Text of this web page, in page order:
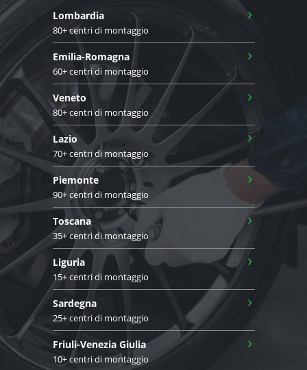
Lombardia
80+ centri di montaggio
›
Emilia-Romagna
60+ centri di montaggio
›
Veneto
80+ centri di montaggio
›
Lazio
70+ centri di montaggio
›
Piemonte
90+ centri di montaggio
›
Toscana
35+ centri di montaggio
›
Liguria
15+ centri di montaggio
›
Sardegna
25+ centri di montaggio
›
Friuli-Venezia Giulia
10+ centri di montaggio
›